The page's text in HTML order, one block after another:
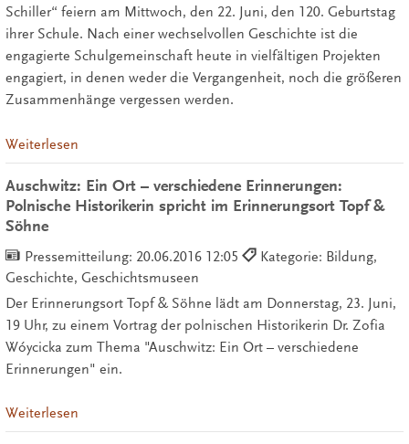
Schiller“ feiern am Mittwoch, den 22. Juni, den 120. Geburtstag
ihrer Schule. Nach einer wechselvollen Geschichte ist die
engagierte Schulgemeinschaft heute in vielfältigen Projekten
engagiert, in denen weder die Vergangenheit, noch die größeren
Zusammenhänge vergessen werden.
Weiterlesen
Auschwitz: Ein Ort – verschiedene Erinnerungen:
Polnische Historikerin spricht im Erinnerungsort Topf &
Söhne
Pressemitteilung: 20.06.2016 12:05
Kategorie: Bildung,
Geschichte, Geschichtsmuseen
Der Erinnerungsort Topf & Söhne lädt am Donnerstag, 23. Juni,
19 Uhr, zu einem Vortrag der polnischen Historikerin Dr. Zofia
Wóycicka zum Thema "Auschwitz: Ein Ort – verschiedene
Erinnerungen" ein.
Weiterlesen